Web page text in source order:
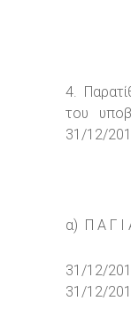
4.
του
31/12/
α) Π Α Γ Ι
31/
31/12/